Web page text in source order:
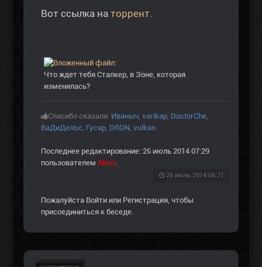
Вот ссылка на торрент.
Что ждет тебя Сталкер, в Зоне, которая
изменилась?
Спасибо сказали: Иваныч varikap DoctorChe
ВаДиДелЬс Гусар DRON vulkan
Последнее редактирование: 26 июль 2014 07:29
пользователем Alexs
26 июль 2014 06:21
Пожалуйста Войти или Регистрация , чтобы
присоединиться к беседе.